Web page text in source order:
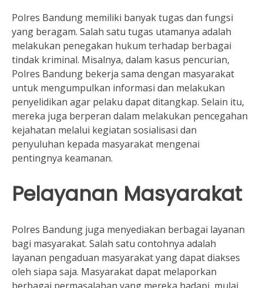
Polres Bandung memiliki banyak tugas dan fungsi
yang beragam. Salah satu tugas utamanya adalah
melakukan penegakan hukum terhadap berbagai
tindak kriminal. Misalnya, dalam kasus pencurian,
Polres Bandung bekerja sama dengan masyarakat
untuk mengumpulkan informasi dan melakukan
penyelidikan agar pelaku dapat ditangkap. Selain itu,
mereka juga berperan dalam melakukan pencegahan
kejahatan melalui kegiatan sosialisasi dan
penyuluhan kepada masyarakat mengenai
pentingnya keamanan.
Pelayanan Masyarakat
Polres Bandung juga menyediakan berbagai layanan
bagi masyarakat. Salah satu contohnya adalah
layanan pengaduan masyarakat yang dapat diakses
oleh siapa saja. Masyarakat dapat melaporkan
berbagai permasalahan yang mereka hadapi, mulai